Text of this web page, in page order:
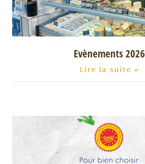
Evènements 2026
Lire la suite »